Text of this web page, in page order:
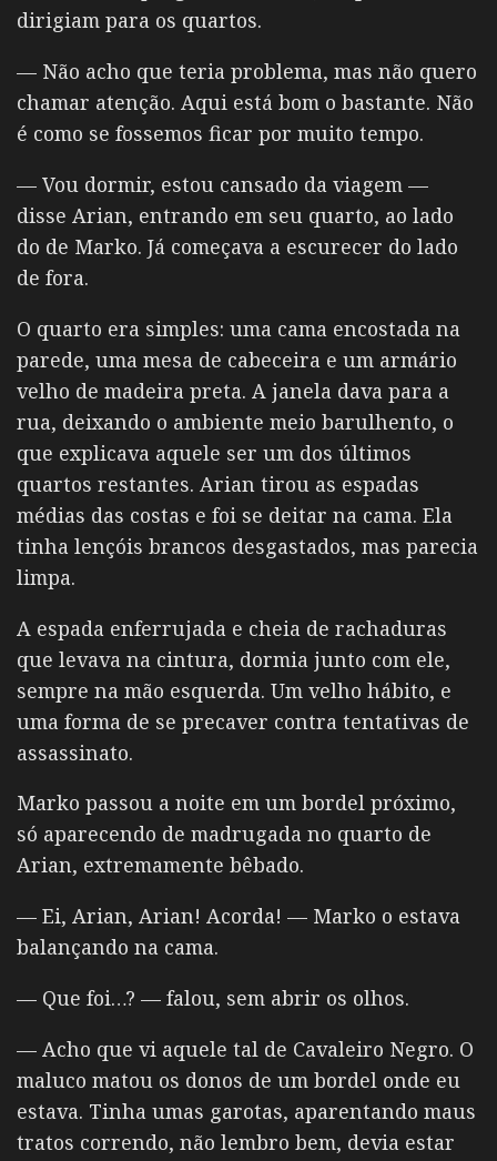
dirigiam para os quartos.
— Não acho que teria problema, mas não quero
chamar atenção. Aqui está bom o bastante. Não
é como se fossemos ficar por muito tempo.
— Vou dormir, estou cansado da viagem —
disse Arian, entrando em seu quarto, ao lado
do de Marko. Já começava a escurecer do lado
de fora.
O quarto era simples: uma cama encostada na
parede, uma mesa de cabeceira e um armário
velho de madeira preta. A janela dava para a
rua, deixando o ambiente meio barulhento, o
que explicava aquele ser um dos últimos
quartos restantes. Arian tirou as espadas
médias das costas e foi se deitar na cama. Ela
tinha lençóis brancos desgastados, mas parecia
limpa.
A espada enferrujada e cheia de rachaduras
que levava na cintura, dormia junto com ele,
sempre na mão esquerda. Um velho hábito, e
uma forma de se precaver contra tentativas de
assassinato.
Marko passou a noite em um bordel próximo,
só aparecendo de madrugada no quarto de
Arian, extremamente bêbado.
— Ei, Arian, Arian! Acorda! — Marko o estava
balançando na cama.
— Que foi…? — falou, sem abrir os olhos.
— Acho que vi aquele tal de Cavaleiro Negro. O
maluco matou os donos de um bordel onde eu
estava. Tinha umas garotas, aparentando maus
tratos correndo, não lembro bem, devia estar